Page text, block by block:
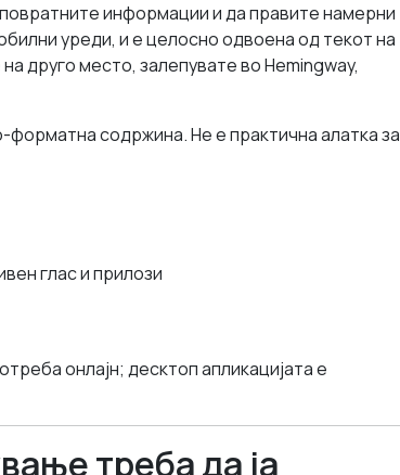
информации и да правите намерни
уреди, и е целосно одвоена од текот на
друго место, залепувате во Hemingway,
содржина. Не е практична алатка за
глас и прилози
онлајн; десктоп апликацијата е
треба да ја